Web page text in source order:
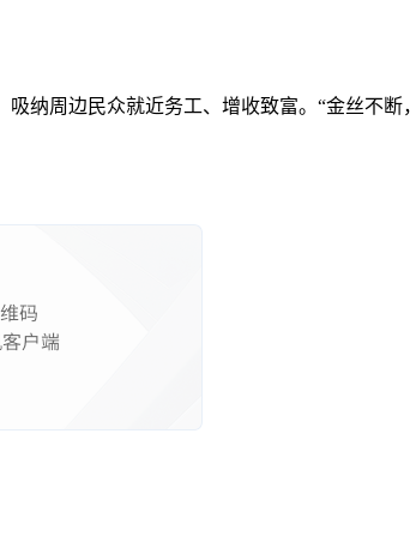
周边民众就近务工、增收致富。“金丝不断